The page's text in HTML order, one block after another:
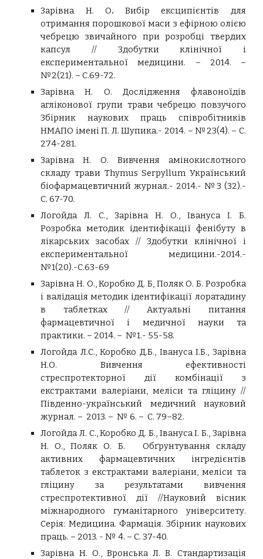
Зарівна Н. О. Вибір ексципієнтів для
отримання порошкової маси з ефірною олією
чебрецю звичайного при розробці твердих
капсул // Здобутки клінічної і
експериментальної медицини. – 2014. –
№2(21). – С.69-72.
Зарівна Н. О. Дослідження флавоноїдів
агліконової групи трави чебрецю повзучого
Збірник наукових праць співробітників
НМАПО імені П. Л. Шупика.- 2014. – №23(4). – С.
274-281.
Зарівна Н. О. Вивчення амінокислотного
складу трави Thymus Serpyllum Український
біофармацевтичний журнал.- 2014.- №3 (32).-
С. 67-70.
Логойда Л. С., Зарівна Н. О., Івануса І. Б.
Розробка методик ідентифікації фенібуту в
лікарських засобах // Здобутки клінічної і
експериментальної медицини.-2014.-
№1(20).-С.63-69
Зарівна Н. О., Коробко Д. Б, Поляк О. Б. Розробка
і валідація методик ідентифікації лоратадину
в таблетках // Актуальні питання
фармацевтичної і медичної науки та
практики. – 2014. – №1.- 55-58.
Логойда Л.С., Коробко Д.Б., Івануса І.Б., Зарівна
Н.О. Вивчення ефективності
стреспротекторної дії комбінації з
екстрактами валеріани, меліси та гліцину //
Південно-український медичний науковий
журнал. – 2013. – № 6. – С. 79–82.
Логойда Л. С., Коробко Д. Б., Івануса І. Б., Зарівна
Н. О., Поляк О. Б.
Обґрунтування складу
активних фармацевтичних інгредієнтів
таблеток з екстрактами валеріани, меліси та
гліцину за результатами вивчення
стреспротективної дії //Науковий вісник
міжнародного гуманітарного університету.
Серія: Медицина. Фармація. Збірник наукових
праць. – 2013. - № 4. – С. 37-40.
Зарівна Н. О., Вронська Л. В. Стандартизація